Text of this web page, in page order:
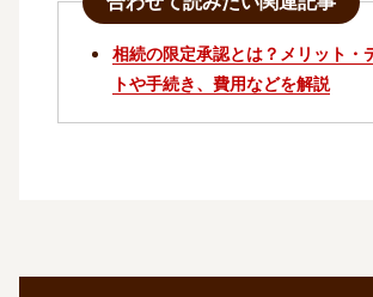
相続の限定承認とは？メリット・
トや手続き、費用などを解説